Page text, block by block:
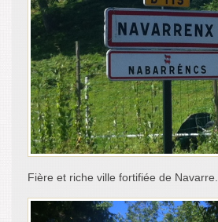
Fière et riche ville fortifiée de Navarre.